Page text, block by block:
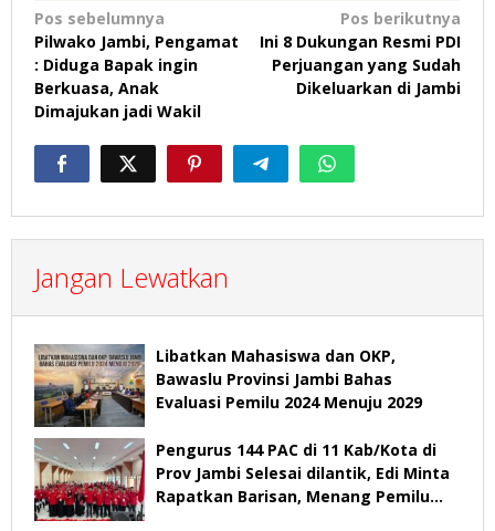
Navigasi
pos
Pos sebelumnya
Pilwako Jambi, Pengamat
: Diduga Bapak ingin
Berkuasa, Anak
Dimajukan jadi Wakil
Pos berikutnya
Ini 8 Dukungan Resmi PDI
Perjuangan yang Sudah
Dikeluarkan di Jambi
Jangan Lewatkan
Libatkan Mahasiswa dan OKP,
Bawaslu Provinsi Jambi Bahas
Evaluasi Pemilu 2024 Menuju 2029
Pengurus 144 PAC di 11 Kab/Kota di
Prov Jambi Selesai dilantik, Edi Minta
Rapatkan Barisan, Menang Pemilu